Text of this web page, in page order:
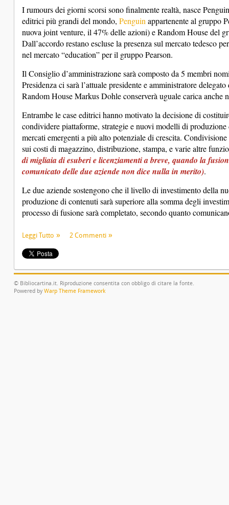
I rumours dei giorni scorsi sono finalmente realtà, nasce
editrici più grandi del mondo, Penguin appartenente al gruppo
nuova joint venture, il 47% delle azioni) e Random House del
Dall’accordo restano escluse la presenza sul mercato tedesco
nel mercato “education” per il gruppo Pearson.
Il Consiglio d’amministrazione sarà composto da 5 membri
Presidenza ci sarà l’attuale presidente e amministratore
Random House Markus Dohle conserverà uguale carica anche
Entrambe le case editrici hanno motivato la decisione di
condividere piattaforme, strategie e nuovi modelli di
mercati emergenti a più alto potenziale di crescita.
sui costi di magazzino, distribuzione, stampa, e varie altre
di migliaia di esuberi e licenziamenti a breve, quando la
comunicato delle due aziende non dice nulla in merito).
Le due aziende sostengono che il livello di investimento della
produzione di contenuti sarà superiore alla somma degli
processo di fusione sarà completato, secondo quanto
Leggi Tutto 2 Commenti
© Bibliocartina.it. Riproduzione consentita con obbligo di citare la fonte.
Powered by Warp Theme Framework